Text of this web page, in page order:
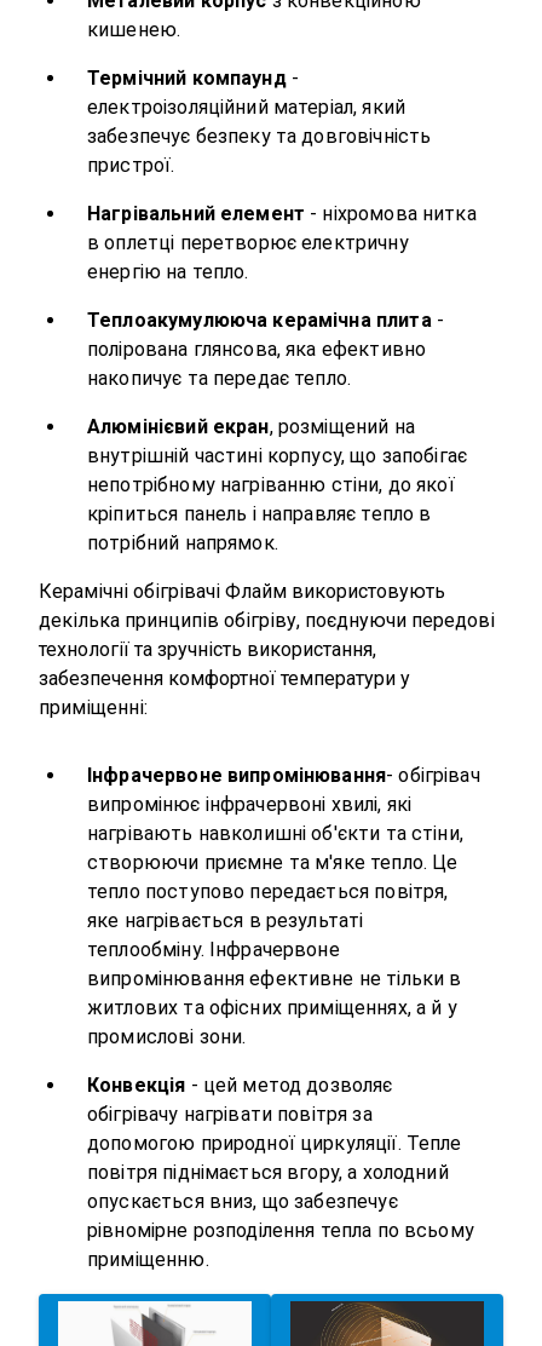
кишенею.
Термічний компаунд-
електроізоляційний матеріал, який
забезпечує безпеку та довговічність
пристрої.
Нагрівальний елемент - ніхромова нитка
в оплетці перетворює електричну
енергію на тепло.
Теплоакумулююча керамічна плита-
полірована глянсова, яка ефективно
накопичує та передає тепло.
Алюмінієвий екран, розміщений на
внутрішній частині корпусу, що запобігає
непотрібному нагріванню стіни, до якої
кріпиться панель і направляє тепло в
потрібний напрямок.
Керамічні обігрівачі Флайм використовують
декілька принципів обігріву, поєднуючи передові
технології та зручність використання,
забезпечення комфортної температури у
приміщенні:
Інфрачервоне випромінювання- обігрівач
випромінює інфрачервоні хвилі, які
нагрівають навколишніоб'єкти та стіни,
створюючи приємне та м'якетепло. Це
тепло поступово передається повітря,
яке нагрівається в результаті
теплообміну. Інфрачервоне
випромінювання ефективне не тільки в
житлових та офісних приміщеннях, а й у
промислові зони.
Конвекція - цей метод дозволяє
обігрівачу нагрівати повітря за
допомогою природної циркуляції. Тепле
повітря піднімається вгору, а холодний
опускається вниз, що забезпечує
рівномірне розподілення тепла по всьому
приміщенню.